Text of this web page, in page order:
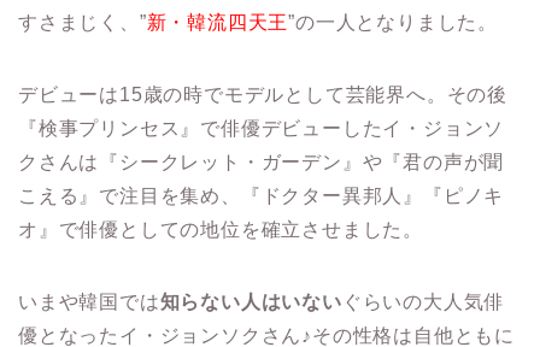
すさまじく、”新・韓流四天王”の一人となりました。
デビューは15歳の時でモデルとして芸能界へ。その後
『検事プリンセス』で俳優デビューしたイ・ジョンソ
クさんは『シークレット・ガーデン』や『君の声が聞
こえる』で注目を集め、『ドクター異邦人』『ピノキ
オ』で俳優としての地位を確立させました。
いまや韓国では知らない人はいない ぐらいの大人気俳
優となったイ・ジョンソクさん♪その性格は自他ともに